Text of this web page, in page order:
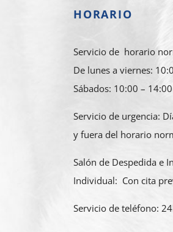
HORARIO
Servicio de horario
De lunes a viernes:
Sábados: 10:00 – 14:00
Servicio de urgencia:
y fuera del horario
Salón de Despedida e
Individual: Con cita
Servicio de teléfono: